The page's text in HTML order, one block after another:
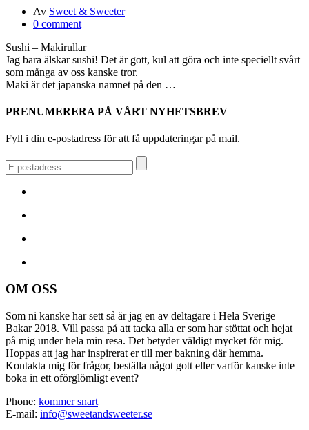
Av Sweet & Sweeter
0 comment
Sushi – Makirullar
Jag bara älskar sushi! Det är gott, kul att göra och inte speciellt svårt
som många av oss kanske tror.
Maki är det japanska namnet på den …
PRENUMERERA PÅ VÅRT NYHETSBREV
Fyll i din e-postadress för att få uppdateringar på mail.
OM OSS
Som ni kanske har sett så är jag en av deltagare i Hela Sverige
Bakar 2018. Vill passa på att tacka alla er som har stöttat och hejat
på mig under hela min resa. Det betyder väldigt mycket för mig.
Hoppas att jag har inspirerat er till mer bakning där hemma.
Kontakta mig för frågor, beställa något gott eller varför kanske inte
boka in ett oförglömligt event?
Phone: kommer snart
E-mail: info@sweetandsweeter.se